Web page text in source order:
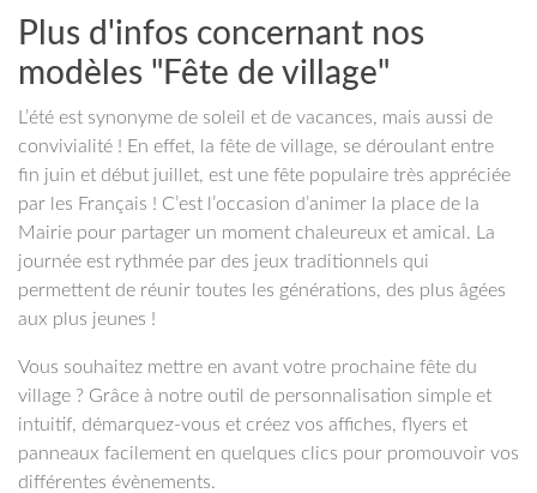
Plus d'infos concernant nos
modèles "Fête de village"
L’été est synonyme de soleil et de vacances, mais aussi de
convivialité ! En effet, la fête de village, se déroulant entre
fin juin et début juillet, est une fête populaire très appréciée
par les Français ! C’est l’occasion d’animer la place de la
Mairie pour partager un moment chaleureux et amical. La
journée est rythmée par des jeux traditionnels qui
permettent de réunir toutes les générations, des plus âgées
aux plus jeunes !
Vous souhaitez mettre en avant votre prochaine fête du
village ? Grâce à notre outil de personnalisation simple et
intuitif, démarquez-vous et créez vos affiches, flyers et
panneaux facilement en quelques clics pour promouvoir vos
différentes évènements.